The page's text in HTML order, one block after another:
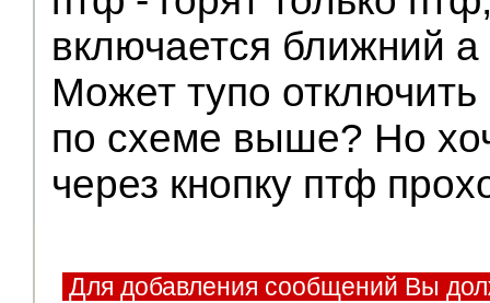
включается ближний
Может тупо
по схеме выше? Но
через кнопку птф
Для добавления сообщений Вы